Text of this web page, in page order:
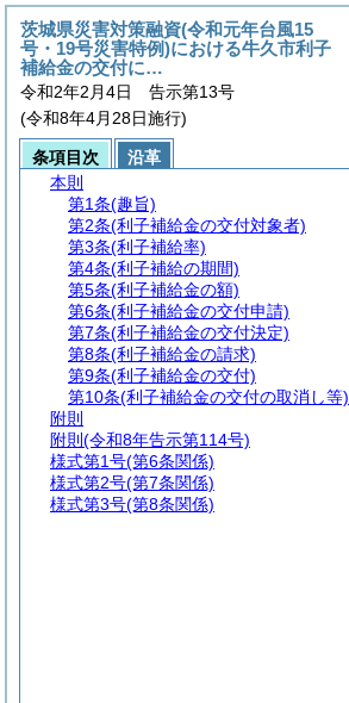
茨城県災害対策融資(令和元年台風15
号・19号災害特例)における牛久市利子
補給金の交付に…
令和2年2月4日 告示第13号
(令和8年4月28日施行)
条項目次
沿革
本則
第1条(趣旨)
第2条(利子補給金の交付対象者)
第3条(利子補給率)
第4条(利子補給の期間)
第5条(利子補給金の額)
第6条(利子補給金の交付申請)
第7条(利子補給金の交付決定)
第8条(利子補給金の請求)
第9条(利子補給金の交付)
第10条(利子補給金の交付の取消し等)
附則
附則 (令和8年告示第114号)
様式第1号(第6条関係)
様式第2号(第7条関係)
様式第3号(第8条関係)